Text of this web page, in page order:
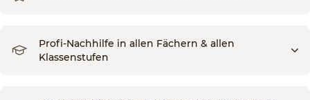
Profi-Nachhilfe in allen Fächern & allen
Klassenstufen